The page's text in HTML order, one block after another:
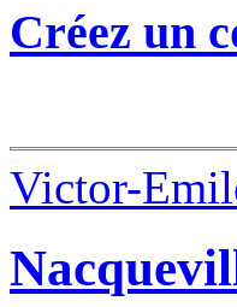
Créez un
Victor-